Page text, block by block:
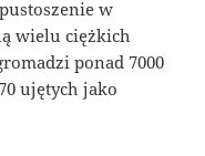
w
wielu ciężkich
ponad 7000
ujętych jako